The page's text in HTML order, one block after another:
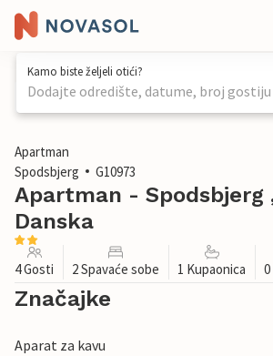
Kamo biste željeli otići?
Dodajte odredište, datume, broj gostiju
1 / 25
Apartman
Spodsbjerg
G10973
Apartman - Spodsbjerg
Danska
4 Gosti 2 Spavaće sobe 1 Kupaonica
Značajke
Aparat za kavu